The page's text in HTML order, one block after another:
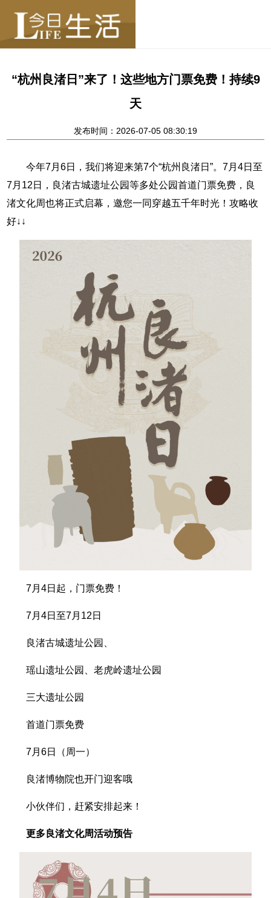
“杭州良渚日”来了！这些地方门票免费！持续9
天
发布时间：2026-07-05 08:30:19
今年7月6日，我们将迎来第7个“杭州良渚日”。7月4日至
7月12日，良渚古城遗址公园等多处公园首道门票免费，良
渚文化周也将正式启幕，邀您一同穿越五千年时光！攻略收
好↓↓
7月4日起，门票免费！
7月4日至7月12日
良渚古城遗址公园、
瑶山遗址公园、老虎岭遗址公园
三大遗址公园
首道门票免费
7月6日（周一）
良渚博物院也开门迎客哦
小伙伴们，赶紧安排起来！
更多良渚文化周活动预告